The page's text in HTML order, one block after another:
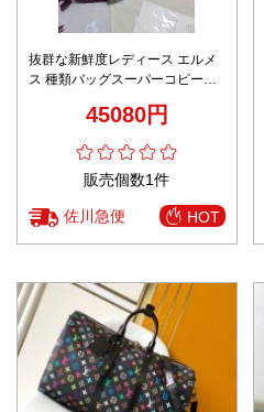
抜群な新鮮度レディース エルメ
ス 種類バッグスーパーコピーミ
ドル 調節可能なショルダースト
45080円
販売個数1件
佐川急便 HOT